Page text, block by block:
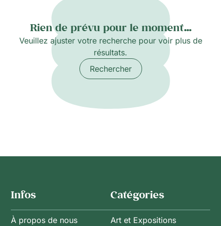
Rien de prévu pour le moment...
Veuillez ajuster votre recherche pour voir plus de
résultats.
Rechercher
Infos
À propos de nous
Catégories
Art et Expositions